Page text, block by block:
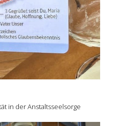
in der Anstaltsseelsorge